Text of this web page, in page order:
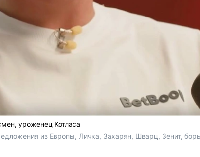
уроженец Котласа
из Европы, Личка, Захарян, Шварц, Зенит,